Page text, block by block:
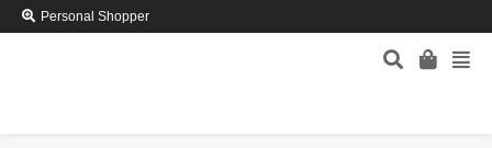
Personal Shopper